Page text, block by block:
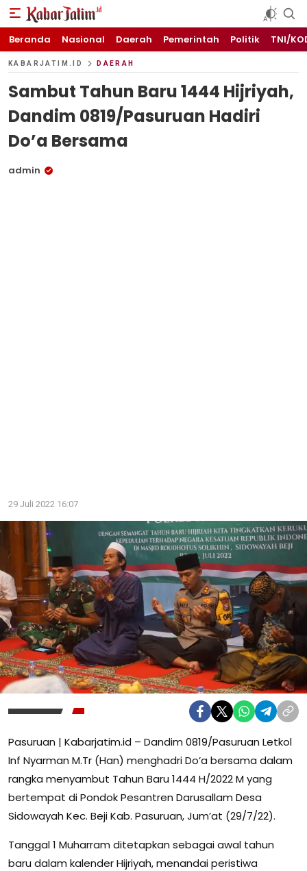
KABARJATIM.id
Kabar Jawa timuran
Beranda Nasional Daerah Pemerintah Politik TNI/
KABARJATIM.ID DAERAH
Sambut Tahun Baru 1444 Hijriyah,
Dandim 0819/Pasuruan Hadiri
Do’a Bersama
admin
29 Juli 2022 16:07
Pasuruan | Kabarjatim.id – Dandim 0819/Pasuruan Letkol
Inf Nyarman M.Tr (Han) menghadri Do’a bersama dalam
rangka menyambut Tahun Baru 1444 H/2022 M yang
bertempat di Pondok Pesantren Darusallam Desa
Sidowayah Kec. Beji Kab. Pasuruan, Jum’at (29/7/22).
Tanggal 1 Muharram ditetapkan sebagai awal tahun
baru dalam kalender Hijriyah, menandai peristiwa